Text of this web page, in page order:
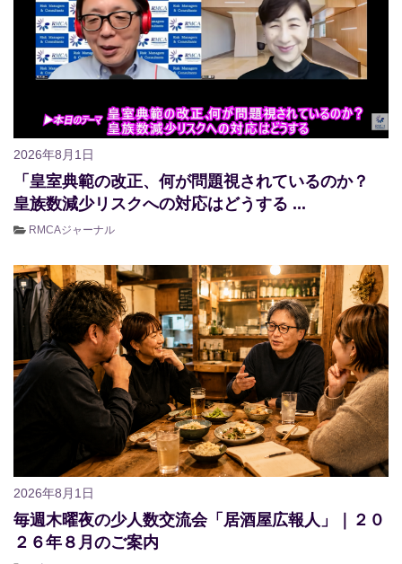
2026年8月1日
「皇室典範の改正、何が問題視されているのか？
皇族数減少リスクへの対応はどうする ...
RMCAジャーナル
2026年8月1日
毎週木曜夜の少人数交流会「居酒屋広報人」｜２０
２６年８月のご案内